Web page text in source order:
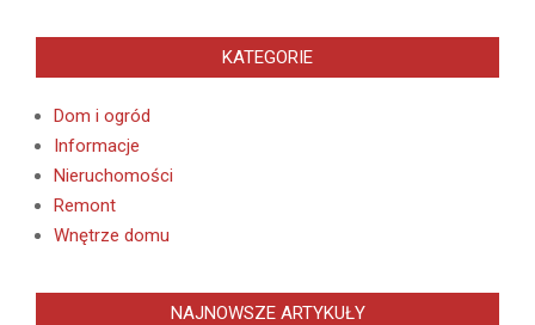
KATEGORIE
Dom i ogród
Informacje
Nieruchomości
Remont
Wnętrze domu
NAJNOWSZE ARTYKUŁY